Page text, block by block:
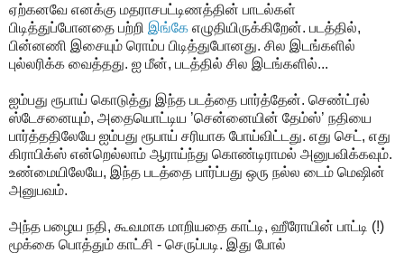
ஏற்கனவே எனக்கு மதராசபட்டிணத்தின் பாடல்கள்
பிடித்துப்போனதை பற்றி இங்கே எழுதியிருக்கிறேன். படத்தில்,
பின்னணி இசையும் ரொம்ப பிடித்துபோனது. சில இடங்களில்
புல்லரிக்க வைத்தது. ஐ மீன், படத்தில் சில இடங்களில்...
ஐம்பது ரூபாய் கொடுத்து இந்த படத்தை பார்த்தேன். செண்ட்ரல்
ஸ்டேசனையும், அதையொட்டிய ’சென்னையின் தேம்ஸ்’ நதியை
பார்த்ததிலேயே ஐம்பது ரூபாய் சரியாக போய்விட்டது. எது செட், எது
கிராபிக்ஸ் என்றெல்லாம் ஆராய்ந்து கொண்டிராமல் அனுபவிக்கவும்.
உண்மையிலேயே, இந்த படத்தை பார்ப்பது ஒரு நல்ல டைம் மெஷின்
அனுபவம்.
அந்த பழைய நதி, கூவமாக மாறியதை காட்டி, ஹீரோயின் பாட்டி (!)
மூக்கை பொத்தும் காட்சி - செருப்படி. இது போல்